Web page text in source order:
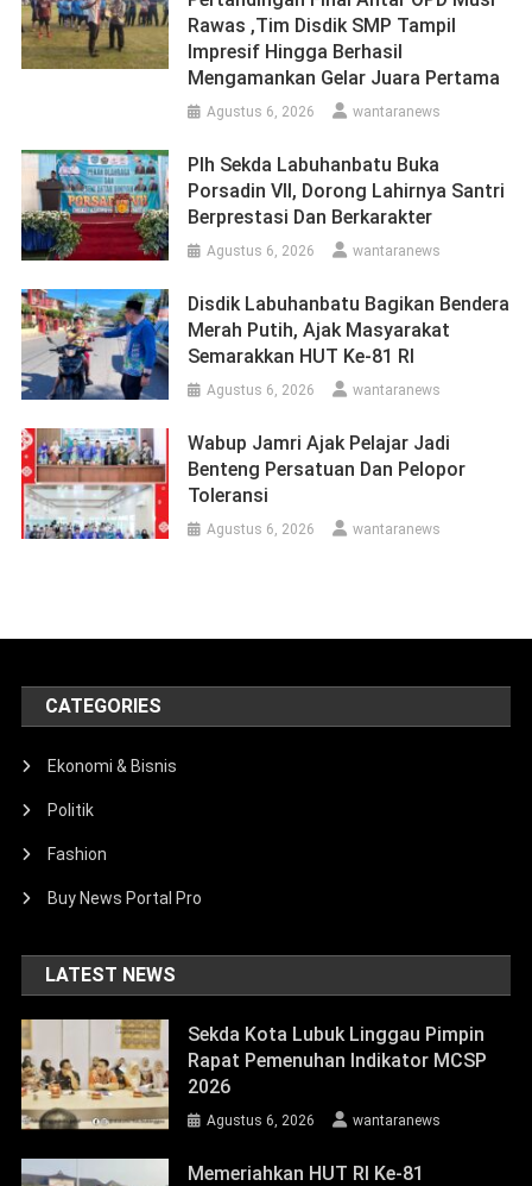
Rawas ,Tim Disdik SMP Tampil
Impresif Hingga Berhasil
Mengamankan Gelar Juara Pertama
Agustus 6, 2026 wantaranews
Plh Sekda Labuhanbatu Buka
Porsadin VII, Dorong Lahirnya Santri
Berprestasi Dan Berkarakter
Agustus 6, 2026 wantaranews
Disdik Labuhanbatu Bagikan Bendera
Merah Putih, Ajak Masyarakat
Semarakkan HUT Ke-81 RI
Agustus 6, 2026 wantaranews
Wabup Jamri Ajak Pelajar Jadi
Benteng Persatuan Dan Pelopor
Toleransi
Agustus 6, 2026 wantaranews
CATEGORIES
Ekonomi & Bisnis
Politik
Fashion
Buy News Portal Pro
LATEST NEWS
Sekda Kota Lubuk Linggau Pimpin
Rapat Pemenuhan Indikator MCSP
2026
Agustus 6, 2026 wantaranews
Memeriahkan HUT RI Ke-81